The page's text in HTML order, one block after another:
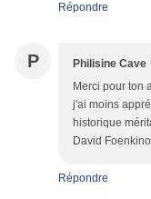
Répondre
P Philisine Cave
Merci pour ton
j'ai moins
historique
David
Répondre